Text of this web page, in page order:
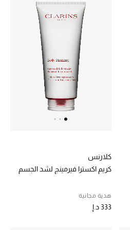
كلارنس
كريم اكسترا فيرمينج لشد الجسم
هدية مجانية
333 د.إ